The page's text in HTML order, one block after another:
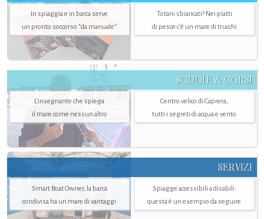
In spiaggia e in barca serve
un pronto soccorso "da manuale"
Totani sbiancati? Nei piatti
di pesce c'è un mare di trucchi
SCUOLE & CORSI
L'insegnante che spiega
il mare come nessun altro
Centro velico di Caprera,
tutti i segreti di acqua e vento
SERVIZI
Smart Boat Owner, la barca
condivisa ha un mare di vantaggi
Spiagge accessibili a disabili:
questa è un esempio da seguire